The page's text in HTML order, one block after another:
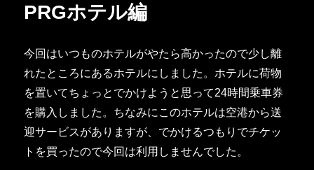
PRGホテル編
今回はいつものホテルがやたら高かったので少し離
れたところにあるホテルにしました。ホテルに荷物
を置いてちょっとでかけようと思って24時間乗車券
を購入しました。ちなみにこのホテルは空港から送
迎サービスがありますが、でかけるつもりでチケッ
トを買ったので今回は利用しませんでした。